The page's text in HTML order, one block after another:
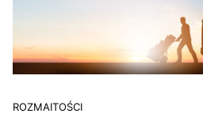
ROZMAITOŚCI